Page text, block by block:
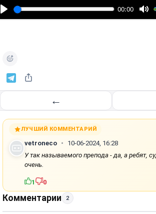
00:00
п
и
←
ЛУЧШИЙ КОММЕНТАРИЙ
vetroneco
10-06-2024, 16:28
У так называемого препода - да, а ребят,
очень.
1 0
Комментарии 2